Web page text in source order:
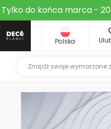
Tylko do końca marca -
Polska